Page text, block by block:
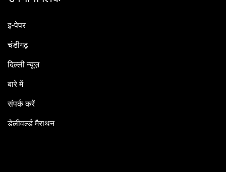
इ-पेपर
चंडीगढ़
दिल्ली न्यूज़
बारे में
संपर्क करें
डेलीवर्ल्ड मैराथन